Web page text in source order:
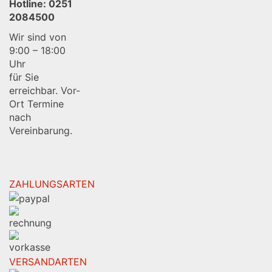
Hotline: 0251
2084500
Wir sind von
9:00 – 18:00
Uhr
für Sie
erreichbar. Vor-
Ort Termine
nach
Vereinbarung.
ZAHLUNGSARTEN
VERSANDARTEN